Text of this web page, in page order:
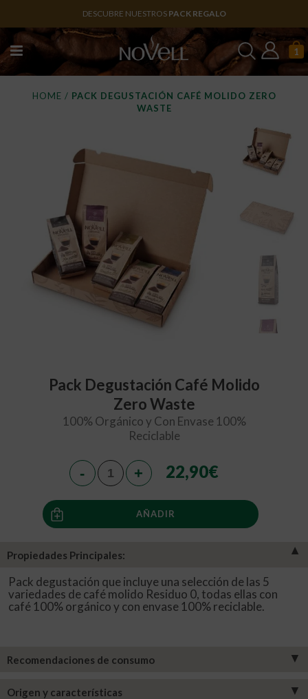
DESCUBRE NUESTROS PACK REGALO
1
HOME / PACK DEGUSTACIÓN CAFÉ MOLIDO ZERO
WASTE
Pack Degustación Café Molido
Zero Waste
100% Orgánico y Con Envase 100%
Reciclable
22,90€
AÑADIR
Propiedades Principales: ▼
Pack degustación que incluye una selección de las 5
variedades de café molido Residuo 0, todas ellas con
café 100% orgánico y con envase 100% reciclable.
Recomendaciones de consumo ▼
Origen y características ▼